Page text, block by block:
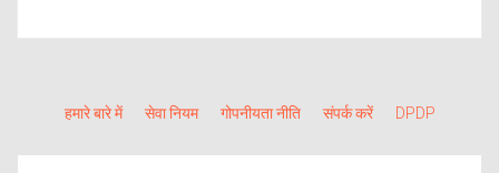
हमारे बारे में सेवा नियम गोपनीयता नीति संपर्क करें DPDP